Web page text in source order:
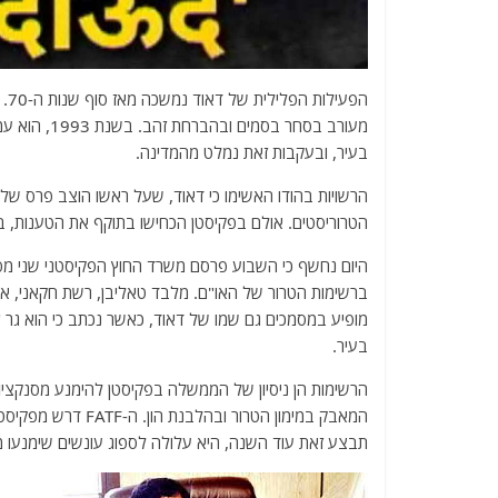
בעיר, ובעקבות זאת נמלט מהמדינה.
הטרוריסטים. אולם בפקיסטן הכחישו בתוקף את
היום נחשף כי השבוע פרסם משרד החוץ הפקיסטני שני
מופיע במסמכים גם שמו של דאוד, כאשר נכתב כי הוא גר
בעיר.
תבצע זאת עוד השנה, היא עלולה לספוג עונשים שימנעו